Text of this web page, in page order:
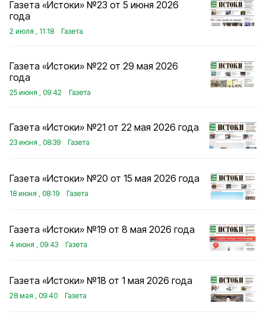
Газета «Истоки» №23 от 5 июня 2026
года
2 июля , 11:18 Газета
Газета «Истоки» №22 от 29 мая 2026
года
25 июня , 09:42 Газета
Газета «Истоки» №21 от 22 мая 2026 года
23 июня , 08:39 Газета
Газета «Истоки» №20 от 15 мая 2026 года
18 июня , 08:19 Газета
Газета «Истоки» №19 от 8 мая 2026 года
4 июня , 09:43 Газета
Газета «Истоки» №18 от 1 мая 2026 года
28 мая , 09:40 Газета